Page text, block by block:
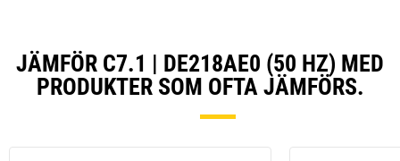
JÄMFÖR C7.1 | DE218AE0 (50 HZ) MED
PRODUKTER SOM OFTA JÄMFÖRS.